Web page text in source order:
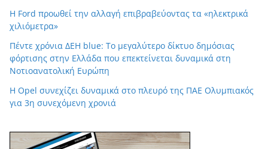
Η Ford προωθεί την αλλαγή επιβραβεύοντας τα «ηλεκτρικά
χιλιόμετρα»
Πέντε χρόνια ΔΕΗ blue: Το μεγαλύτερο δίκτυο δημόσιας
φόρτισης στην Ελλάδα που επεκτείνεται δυναμικά στη
Νοτιοανατολική Ευρώπη
Η Opel συνεχίζει δυναμικά στο πλευρό της ΠΑΕ Ολυμπιακός
για 3η συνεχόμενη χρονιά